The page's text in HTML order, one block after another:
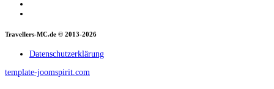
Travellers-MC.de © 2013-2026
Datenschutzerklärung
template-joomspirit.com